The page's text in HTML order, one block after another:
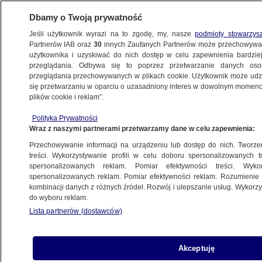
POLSKA
Stanu
8.06.2017, 22:40
Udostępnij
Dbamy o Twoją prywatność
Jeśli użytkownik wyrazi na to zgodę, my, naszepodmioty
Partnerów IAB oraz30 innych Zaufanych Partnerów może
użytkownika i uzyskiwać do nich dostęp w celu zapewnienia
przeglądania. Odbywa się to poprzez przetwarzanie danych
przeglądania przechowywanych w plikach cookie. Użytkownik może
się przetwarzaniu w oparciu o uzasadniony interes w dowolnym
plików cookie i reklam”.
Polityka Prywatności
Wraz z naszymi partnerami przetwarzamy dane w celu zapewnienia:
Przechowywanie informacji na urządzeniu lub dostęp do nich.
treści. Wykorzystywanie profili w celu doboru spersonalizowanych
spersonalizowanych reklam. Pomiar efektywności treści.
spersonalizowanych reklam. Pomiar efektywności reklam.
kombinacji danych z różnych źródeł. Rozwój i ulepszanie usług.
do wyboru reklam.
Lista partnerów (dostawców)
Akceptuję